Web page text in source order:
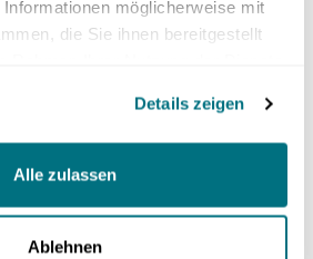
möglicherweise mit
die Sie ihnen bereitgestellt
Details zeigen
Alle zulassen
Ablehnen
als Ertrag, beim co-invest-